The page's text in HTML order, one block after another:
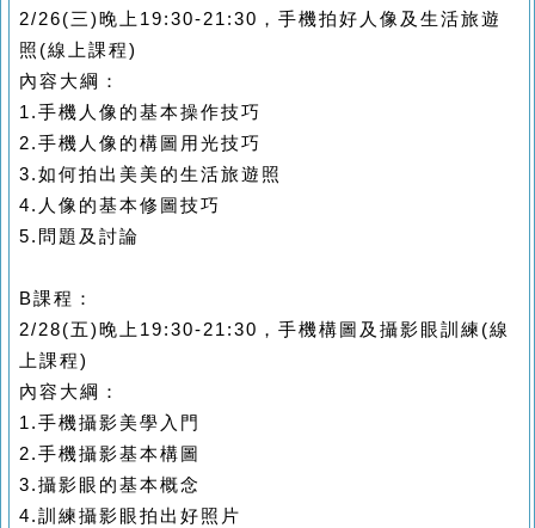
2/26(三) 晚上 19:30-21:30 ，手機拍好人像及生活旅遊
照 (線上課程)
內容大綱：
1.手機人像的基本操作技巧
2.手機人像的構圖用光技巧
3.如何拍出美美的生活旅遊照
4. 人像的基本修圖技巧
5. 問題及討論
B課程：
2/28(五) 晚上 19:30-21:30 ，手機構圖及攝影眼訓練 (線
上課程)
內容大綱：
1.手機攝影美學入門
2.手機攝影基本構圖
3.攝影眼的基本概念
4.訓練攝影眼拍出好照片